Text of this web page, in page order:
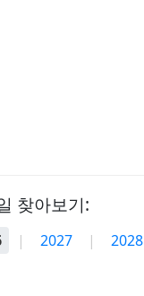
찾아보기:
| 2027 | 2028